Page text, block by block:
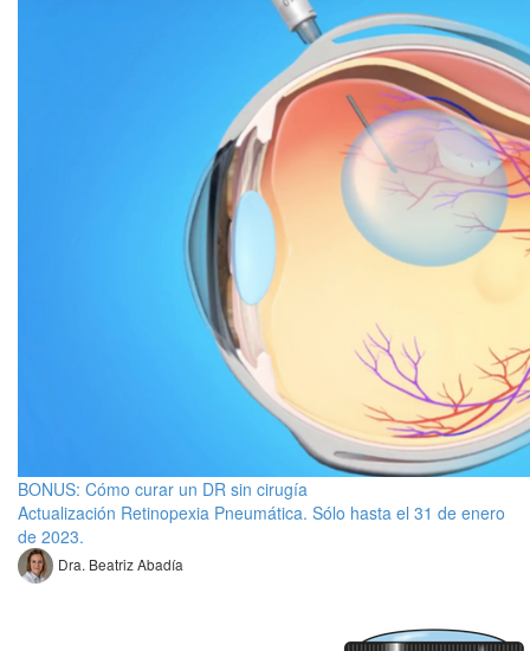
BONUS: Cómo curar un DR sin cirugía
Actualización Retinopexia Pneumática. Sólo hasta el 31 de enero
de 2023.
Dra. Beatriz Abadía